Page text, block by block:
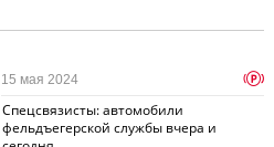
Спецсвязисты: автомобили
фельдъегерской службы вчера и
15 мая 2024 p